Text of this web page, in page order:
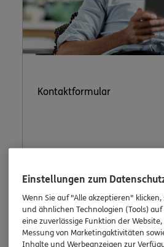
Kontaktformular
ERGO Berater kontaktieren
Einstellungen zum
Wenn Sie auf "Alle akzeptieren"
und ähnlichen Technologien (Tools)
eine zuverlässige Funktion der
Messung von Marketingaktivitäten
Inhalte und Werbeanzeigen zur